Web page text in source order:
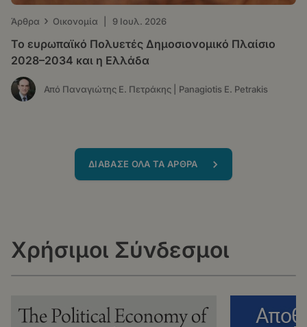
Άρθρα › Οικονομία 9 Ιουλ. 2026
Το ευρωπαϊκό Πολυετές Δημοσιονομικό Πλαίσιο
2028–2034 και η Ελλάδα
Από Παναγιώτης Ε. Πετράκης | Panagiotis E. Petrakis
ΔΙΑΒΑΣΕ ΟΛΑ ΤΑ ΑΡΘΡΑ
Χρήσιμοι Σύνδεσμοι